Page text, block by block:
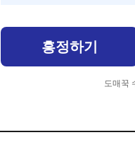
흥정하기
도매꾹